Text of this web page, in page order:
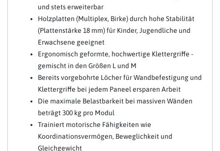
und stets erweiterbar
Holzplatten (Multiplex, Birke) durch hohe Stabilität
(Plattenstärke 18 mm) für Kinder, Jugendliche und
Erwachsene geeignet
Ergonomisch geformte, hochwertige Klettergriffe -
gemischt in den Größen L und M
Bereits vorgebohrte Löcher für Wandbefestigung und
Klettergriffe bei jedem Paneel ersparen Arbeit
Die maximale Belastbarkeit bei massiven Wänden
beträgt 300 kg pro Modul
Trainiert motorische Fähigkeiten wie
Koordinationsvermögen, Beweglichkeit und
Gleichgewicht